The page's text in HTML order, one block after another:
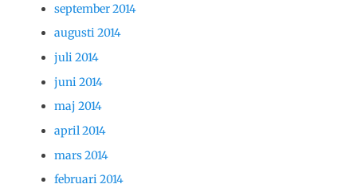
september 2014
augusti 2014
juli 2014
juni 2014
maj 2014
april 2014
mars 2014
februari 2014